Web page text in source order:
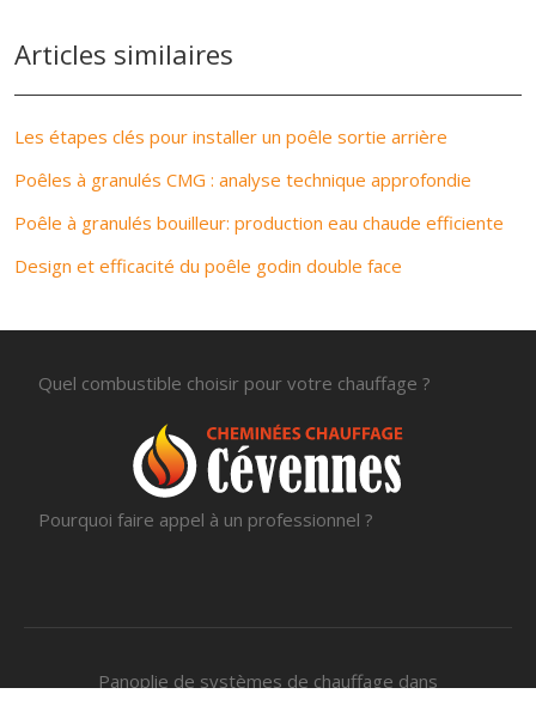
Articles similaires
Les étapes clés pour installer un poêle sortie arrière
Poêles à granulés CMG : analyse technique approfondie
Poêle à granulés bouilleur: production eau chaude efficiente
Design et efficacité du poêle godin double face
Quel combustible choisir pour votre chauffage ?
Pourquoi faire appel à un professionnel ?
Panoplie de systèmes de chauffage dans